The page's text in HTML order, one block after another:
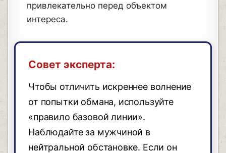
привлекательно перед объектом
интереса.
Совет эксперта:
Чтобы отличить искреннее волнение
от попытки обмана, используйте
«правило базовой линии».
Наблюдайте за мужчиной в
нейтральной обстановке. Если он